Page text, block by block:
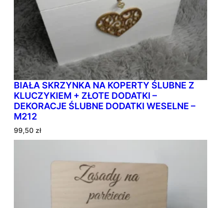
BIAŁA SKRZYNKA NA KOPERTY ŚLUBNE Z
KLUCZYKIEM + ZŁOTE DODATKI –
DEKORACJE ŚLUBNE DODATKI WESELNE –
M212
99,50 zł